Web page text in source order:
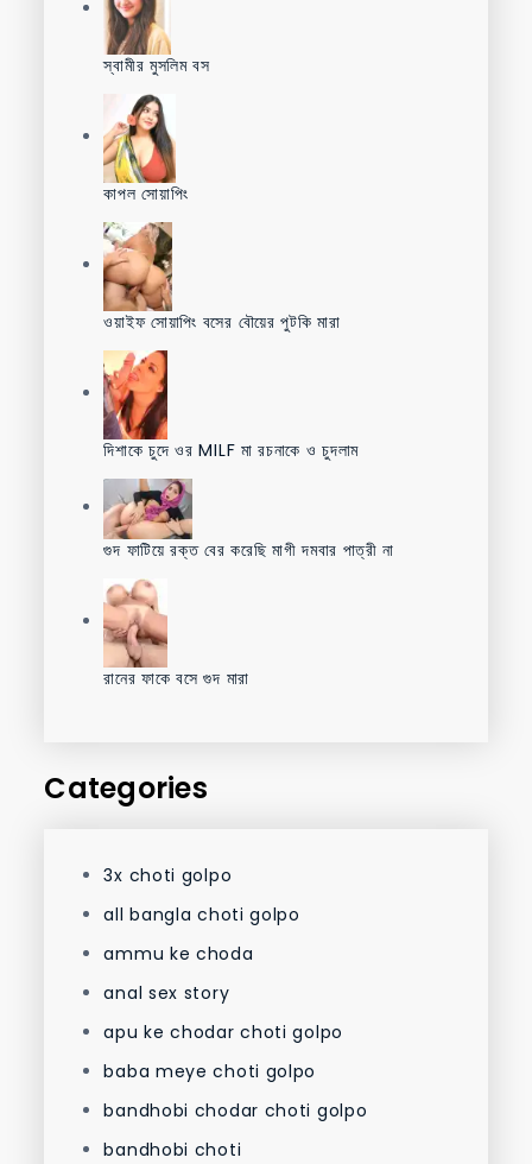
স্বামীর মুসলিম বস
কাপল সোয়াপিং
ওয়াইফ সোয়াপিং বসের বৌয়ের পুটকি মারা
দিশাকে চুদে ওর MILF মা রচনাকে ও চুদলাম
গুদ ফাটিয়ে রক্ত বের করেছি মাগী দমবার পাত্রী না
রানের ফাকে বসে গুদ মারা
Categories
3x choti golpo
all bangla choti golpo
ammu ke choda
anal sex story
apu ke chodar choti golpo
baba meye choti golpo
bandhobi chodar choti golpo
bandhobi choti